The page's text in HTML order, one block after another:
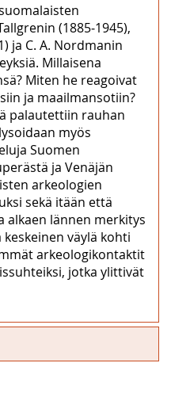
(1885‒1945),
ja C. A. Nordmanin
Millaisena
Miten he reagoivat
ja maailmansotiin?
palautettiin rauhan
myös
Suomen
ja Venäjän
arkeologien
sekä itään että
alkaen lännen merkitys
väylä kohti
arkeologikontaktit
jotka ylittivät